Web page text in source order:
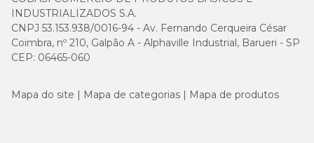
INDUSTRIALIZADOS S.A.
CNPJ 53.153.938/0016-94 - Av. Fernando Cerqueira César
Coimbra, nº 210, Galpão A - Alphaville Industrial, Barueri - SP
CEP: 06465-060
Mapa do site Mapa de categorias Mapa de produtos